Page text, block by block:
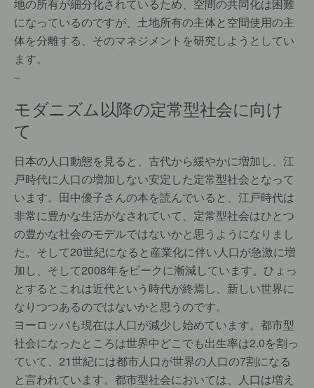
地の所有が細分化されているため、空間の共同化は困難
になっているのですが、土地所有の主体と空間使用の主
体を分離する、そのマネジメントを研究しようとしてい
ます。
–
モダニズム以降の定常型社会に向け
て
日本の人口動態を見ると、古代から緩やかに増加し、江
戸時代に人口の増加しない安定した定常型社会となって
います。田中優子さんの本を読んでいると、江戸時代は
非常に豊かな生活がなされていて、定常型社会はひとつ
の豊かな社会のモデルではないかと思うようになりまし
た。そして20世紀になると産業化に伴い人口が急激に増
加し、そして2008年をピークに漸減しています。ひょっ
とするとこれは近代という時代が終焉し、新しい世界に
なりつつあるのではないかと思うのです。
ヨーロッパも現在は人口が減少し始めています。都市型
社会になったところは世界中どこでも出生率は2.0を割っ
ていて、21世紀には都市人口が世界の人口の7割になる
と言われています。都市型社会においては、人口は増え